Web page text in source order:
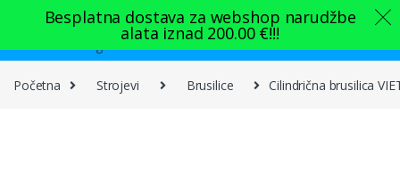
Skip to navigation
Skip to content
Početna Strojevi Brusilice Cilindrična brusilica
Besplatna dostava za webshop narudžbe
alata iznad 200.00 €!!!